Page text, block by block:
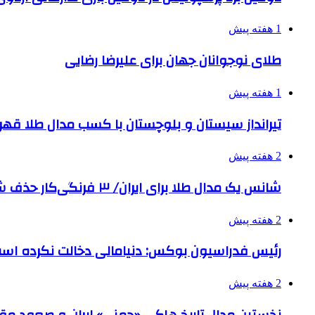
1 هفته پیش
طلای نوجوانان جهان برای علیرضا رضایی
1 هفته پیش
تیرانداز سیستان و بلوچستان با کسب مدال طلا
2 هفته پیش
شانس یک مدال طلا برای ایران/ ۳ فرنگی‌کار حذف شدند
2 هفته پیش
رئیس فدراسیون بوکس: دنیامالی دخالت نکرده
2 هفته پیش